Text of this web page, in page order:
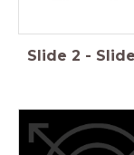
Slide 2 - Slide